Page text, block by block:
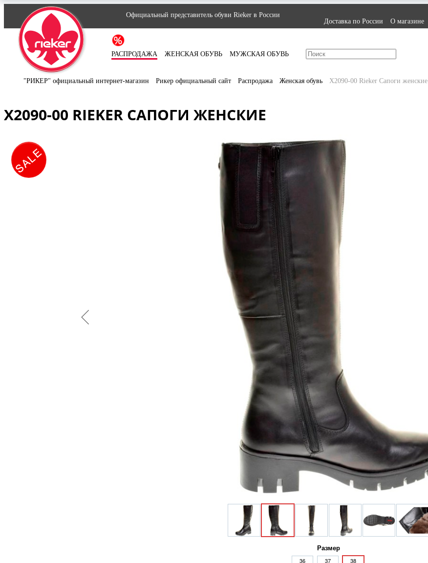
Официальный представитель обуви Rieker в России
Доставка по России
О магазине
РАСПРОДАЖА ЖЕНСКАЯ ОБУВЬ МУЖСКАЯ ОБУВЬ
"РИКЕР" официальный интернет-магазин Рикер официальный сайт Распродажа Женская обувь X2090-00 Rieker Сапоги женские
X2090-00 RIEKER САПОГИ ЖЕНСКИЕ
Размер
36 37 38